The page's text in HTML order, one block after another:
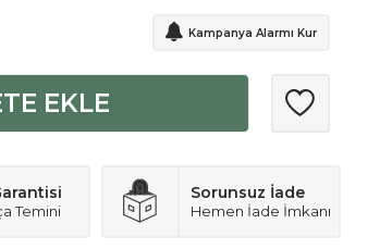
Kampanya Alarmı Kur
EKLE
Temini
Sorunsuz İade
Hemen İade İmkanı